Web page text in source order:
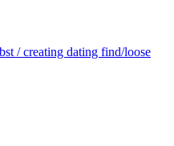
/ creating dating find/loose